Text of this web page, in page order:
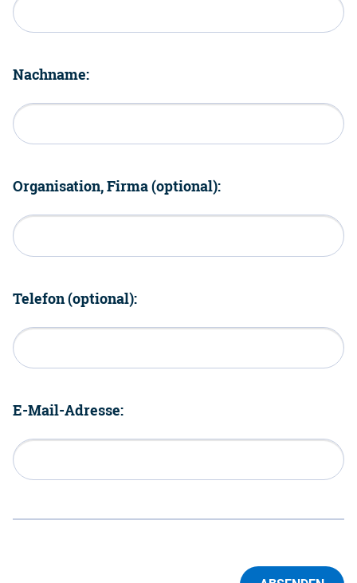
Nachname:
Organisation, Firma (optional):
Telefon (optional):
E-Mail-Adresse: